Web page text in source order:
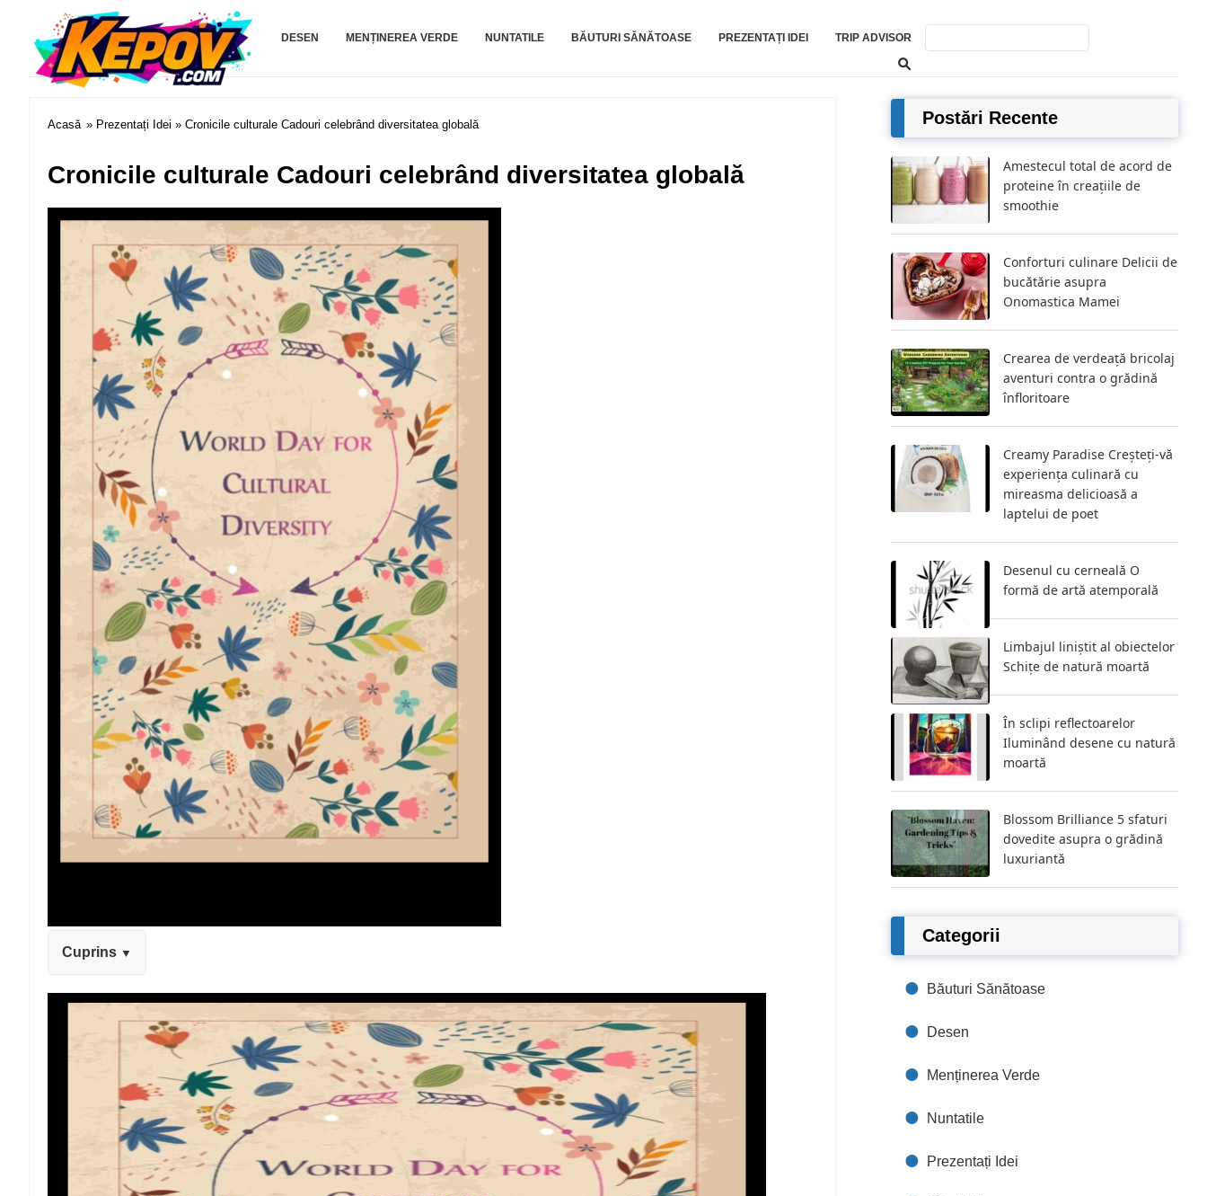
Kepov.com
DESEN MENȚINEREA VERDE NUNTATILE BĂUTURI SĂNĂTOASE PREZENTAȚI IDEI TRIP ADVISOR
Acasă » Prezentați Idei » Cronicile culturale Cadouri celebrând diversitatea globală
Cronicile culturale Cadouri celebrând diversitatea globală
Cuprins
Postări Recente
Amestecul total de acord de
proteine ​​în creațiile de
smoothie
Conforturi culinare Delicii de
bucătărie asupra
Onomastica Mamei
Crearea de verdeață bricolaj
aventuri contra o grădină
înfloritoare
Creamy Paradise Creșteți-vă
experiența culinară cu
mireasma delicioasă a
laptelui de poet
Desenul cu cerneală O
formă de artă atemporală
Limbajul liniștit al obiectelor
Schițe de natură moartă
În sclipi reflectoarelor
Iluminând desene cu natură
moartă
Blossom Brilliance 5 sfaturi
dovedite asupra o grădină
luxuriantă
Categorii
Băuturi Sănătoase
Desen
Menținerea Verde
Nuntatile
Prezentați Idei